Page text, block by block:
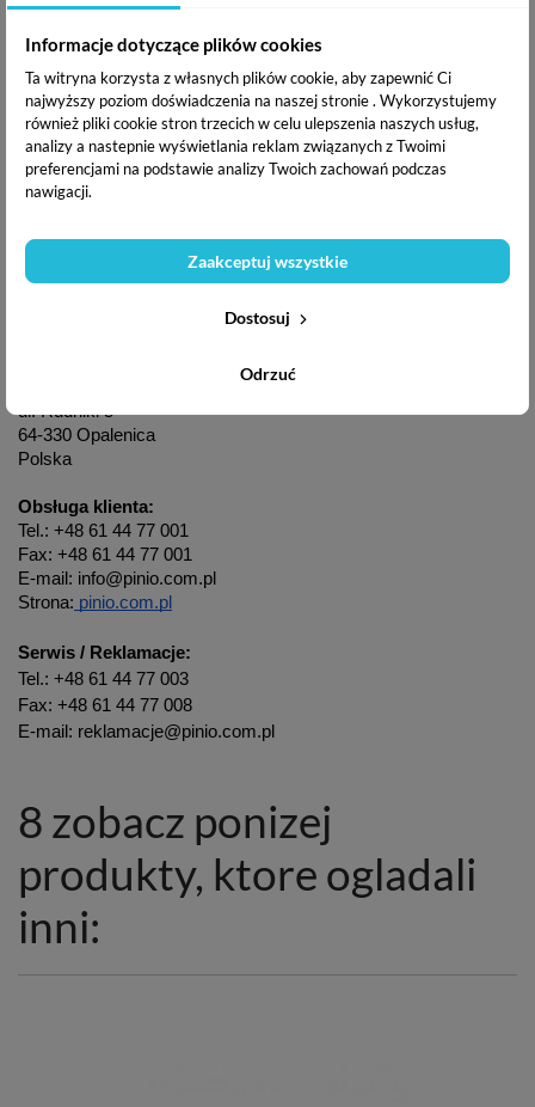
Komentarze(0)
Produkt nie ma jeszcze opinii
GPSR
ul. Rudniki 5
64-330 Opalenica
Polska
Obsługa klienta:
Tel.: +48 61 44 77 001
Fax: +48 61 44 77 001
E-mail: info@pinio.com.pl
Strona: pinio.com.pl
Serwis / Reklamacje:
Tel.: +48 61 44 77 003
Fax: +48 61 44 77 008
E-mail: reklamacje@pinio.com.pl
8 zobacz ponizej
produkty, ktore ogladali
inni:
Informacje dotyczące plików cookies
Ta witryna korzysta z własnych plików cookie, aby zapewnić Ci
najwyższy poziom doświadczenia na naszej stronie . Wykorzystujemy
również pliki cookie stron trzecich w celu ulepszenia naszych usług,
analizy a nastepnie wyświetlania reklam związanych z Twoimi
preferencjami na podstawie analizy Twoich zachowań podczas
nawigacji.
Odrzuć
Dostosuj
Zaakceptuj wszystkie